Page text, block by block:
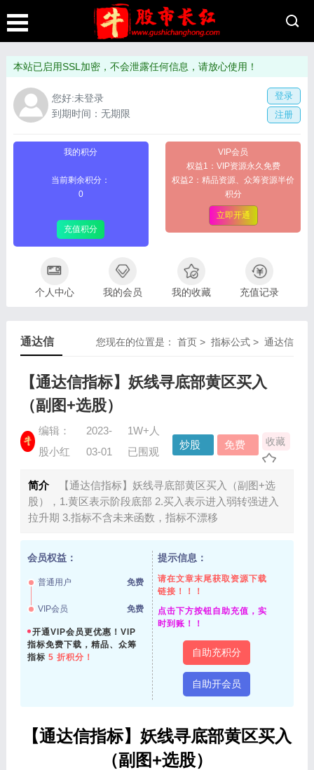
本站已启用SSL加密，不会泄露任何信息，请放心使用！
您好:未登录
到期时间：无期限
登录
注册
我的积分
当前剩余积分：
0
充值积分
VIP会员
权益1：VIP资源永久免费
权益2：精品资源、众筹资源半价
积分
立即开通
个人中心 我的会员 我的收藏 充值记录
您现在的位置是：首页 >指标公式 >通达信
通达信
【通达信指标】妖线寻底部黄区买入
（副图+选股）
编辑：
股小红
2023-
03-01
1W+人
已围观
炒股
免费
收藏
简介
【通达信指标】妖线寻底部黄区买入（副图+选
股），1.黄区表示阶段底部 2.买入表示进入弱转强进入
拉升期 3.指标不含未来函数，指标不漂移
会员权益：
普通用户 免费
VIP会员 免费
开通VIP会员更优惠！VIP
指标免费下载，精品、众筹
指标 5 折积分！
提示信息：
请在文章末尾获取资源下载
链接！！！
点击下方按钮自助充值，实
时到账！！
自助充积分
自助开会员
【通达信指标】妖线寻底部黄区买入
（副图+选股）